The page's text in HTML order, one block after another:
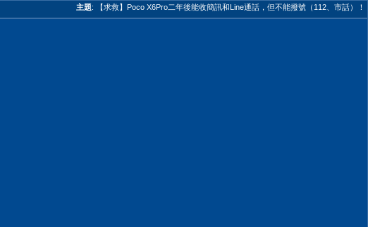
主題: 【求救】Poco X6Pro二年後能收簡訊和Line通話，但不能撥號（112、市話）！